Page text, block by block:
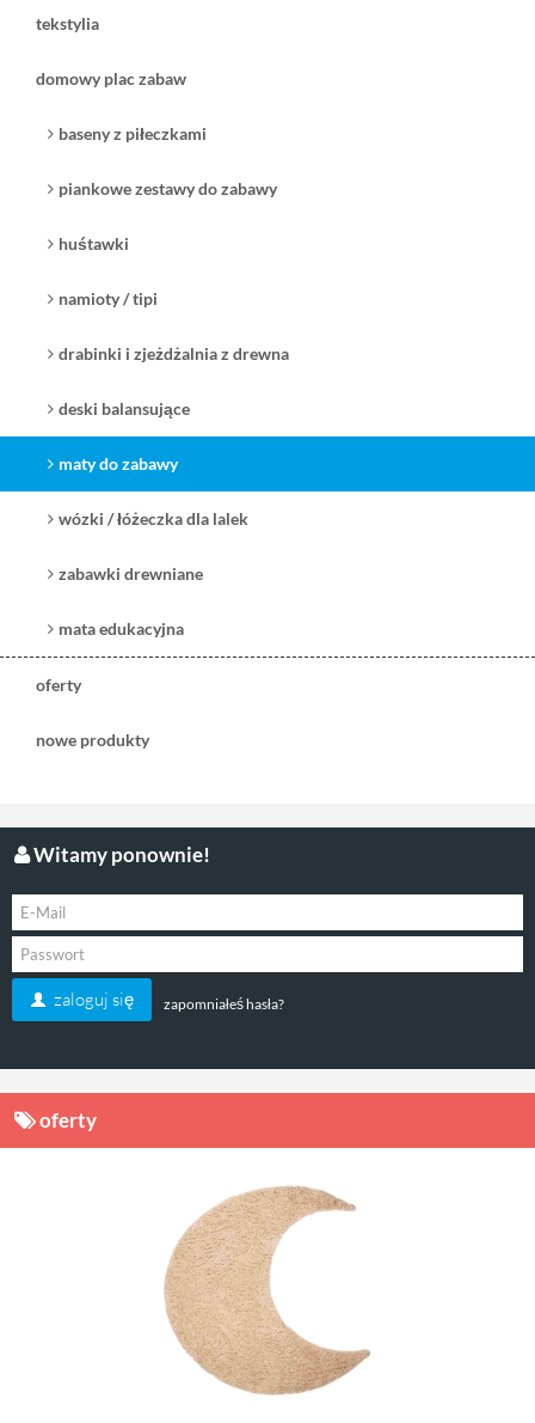
tekstylia
domowy plac zabaw
baseny z piłeczkami
piankowe zestawy do zabawy
huśtawki
namioty / tipi
drabinki i zjeżdżalnia z drewna
deski balansujące
maty do zabawy
wózki / łóżeczka dla lalek
zabawki drewniane
mata edukacyjna
oferty
nowe produkty
Witamy ponownie!
zaloguj się zapomniałeś hasła?
oferty